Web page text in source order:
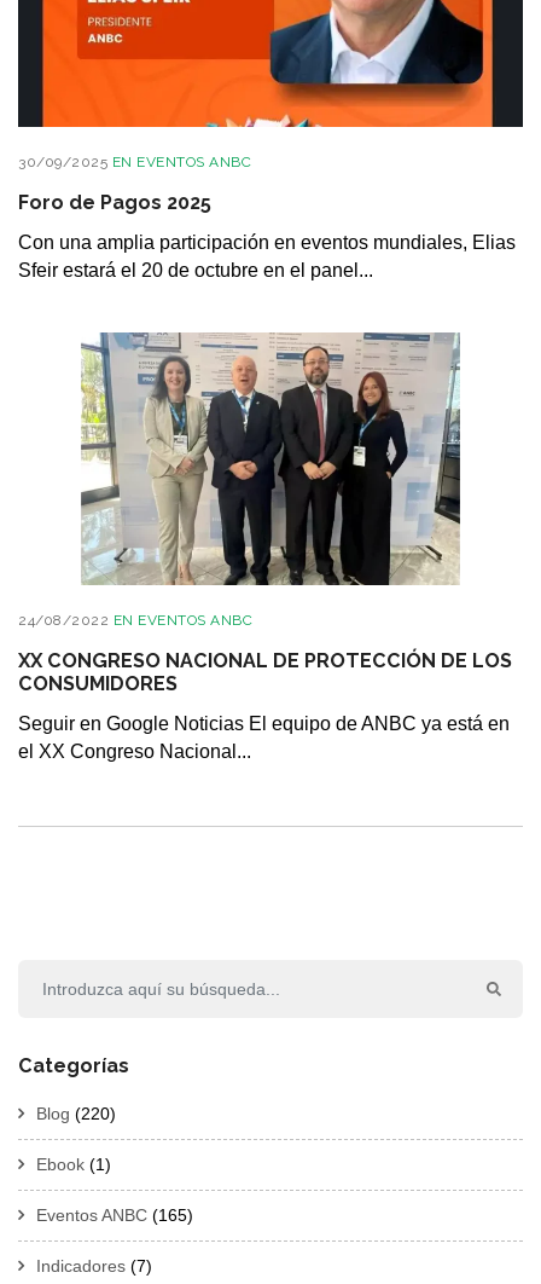
30/09/2025 EN EVENTOS ANBC
Foro de Pagos 2025
Con una amplia participación en eventos mundiales, Elias
Sfeir estará el 20 de octubre en el panel...
24/08/2022 EN EVENTOS ANBC
XX CONGRESO NACIONAL DE PROTECCIÓN DE LOS
CONSUMIDORES
Seguir en Google Noticias El equipo de ANBC ya está en
el XX Congreso Nacional...
Categorías
Blog (220)
Ebook (1)
Eventos ANBC (165)
Indicadores (7)